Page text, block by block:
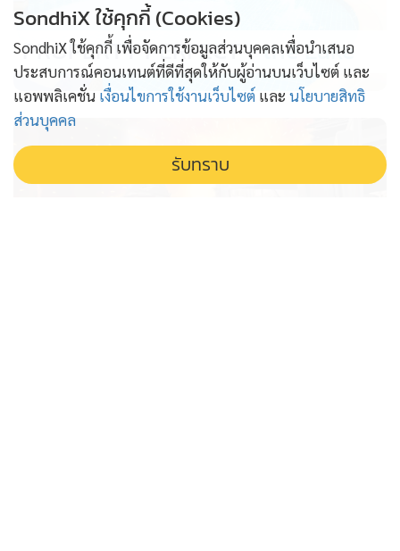
จีนทั้งหลาย อย่าง บีวายดีและเกรท วอลล์ มอเตอร์ส ที่อัดฉีดเม็ด
เงินกว่า 3,000 ล้านดอลลาร์ เข้าสู่โรงงานต่งๆในไทย
โรงงานเหล่านี้ผลิตรถยนต์ใหม่ๆ ออกมาและหั่นราคาลง ท้าทาย
ความเป็นเจ้าตลาดของบรรดาผู้ผลิตสัญชาติญี่ปุ่นอย่างโตโยต้า
เพิ่มมากขึ้นสำหรับลูกค้า
PROPERTY PERFECT -the Lake
SondhiX ใช้คุกกี้ (Cookies)
SondhiX ใช้คุกกี้ เพื่อจัดการข้อมูลส่วนบุคคลเพื่อนำเสนอ
ประสบการณ์คอนเทนต์ที่ดีที่สุดให้กับผู้อ่านบนเว็บไซต์ และ
แอพพลิเคชั่น เงื่อนไขการใช้งานเว็บไซต์ และ นโยบายสิทธิ
ส่วนบุคคล
รับทราบ